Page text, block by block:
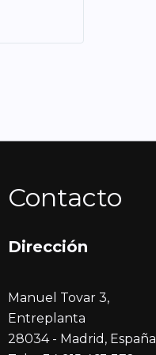
Contacto
Dirección
Manuel Tovar 3,
Entreplanta
28034 - Madrid,